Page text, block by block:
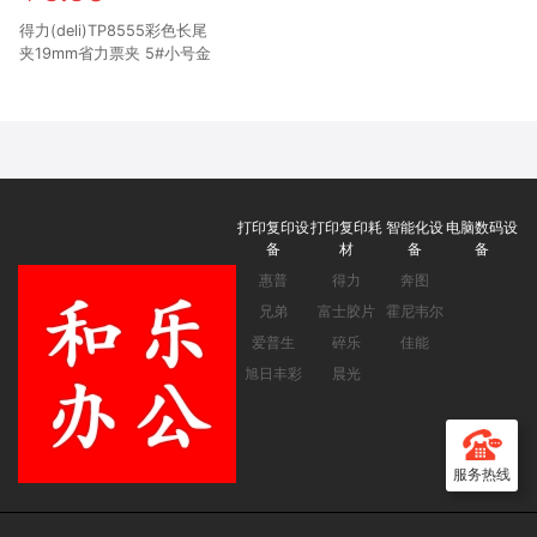
得力(deli)TP8555彩色长尾
夹19mm省力票夹 5#小号金
打印复印设
备
惠普
兄弟
爱普生
旭日丰彩
打印复印耗
材
得力
富士胶片
碎乐
晨光
智能化设
备
奔图
霍尼韦尔
佳能
电脑数码设
备
服务热线